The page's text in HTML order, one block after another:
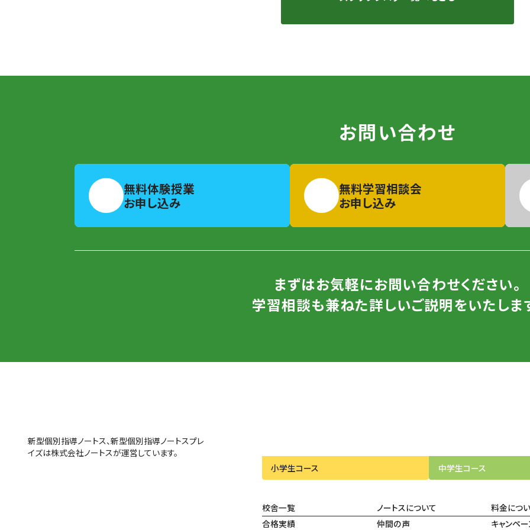
お問い合わせ
無料体験授業
お申し込み
無料学習相談会
お申し込み
まずはお気軽にお問い合わせください。
学習相談も兼ねた詳しいご説明をいたしま
新型個別指導ノートス、新型個別指導ノートスプレ
イズは株式会社ノートスが運営しています。
小学生コース 中学生コース
校舎一覧 ノートスについて
料金につ
合格実績
仲間の声 キャンペ